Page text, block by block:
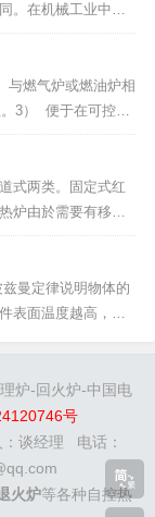
。在机械工业中，
等热加工工艺所用
称为窑。工业炉窑
处理...
与燃气炉或燃油炉相
3） 便于在可控气
损失，所以热效率
式两类。固定式红
炉由於需要有移动
能力要大於固定
炉可以设计成不同
炉沿长度...
曼定律说明物体的
表面温度越高，辐
炉-回火炉-中国电
号
谈经理 电话：
火炉等各种自控热